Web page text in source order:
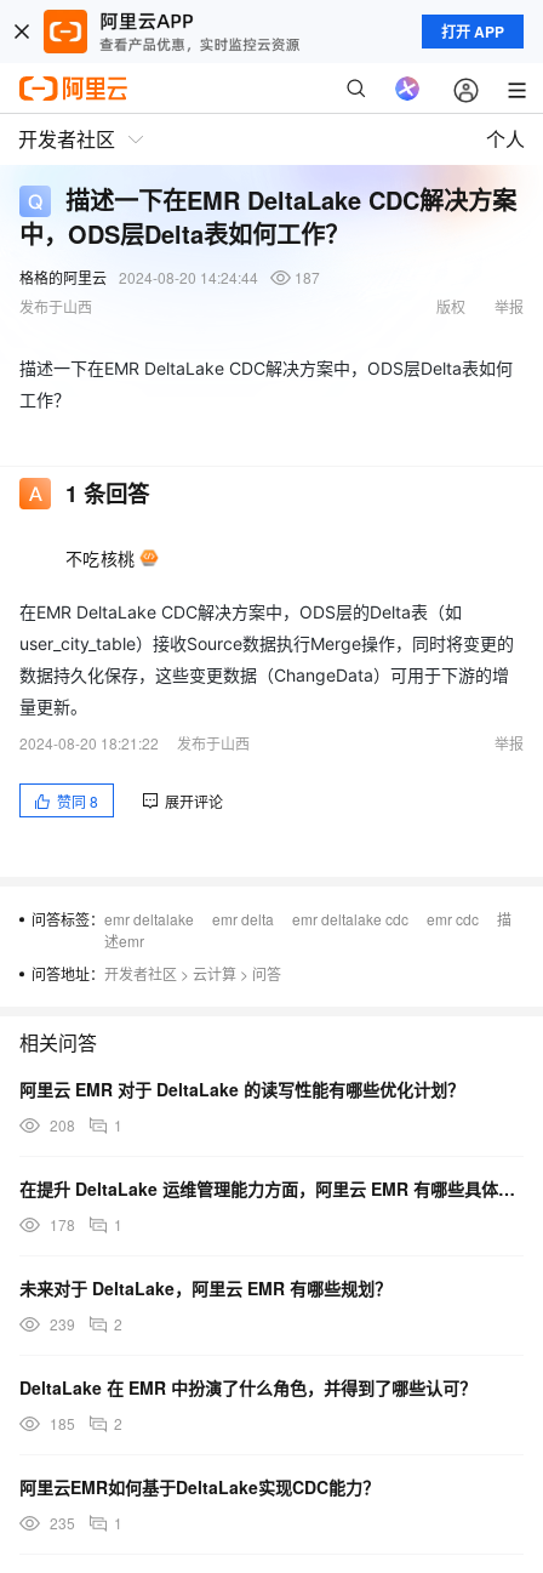
打开 APP
开发者社区 个人
描述一下在EMR DeltaLake CDC解决方案
中，ODS层Delta表如何工作？
格格的阿里云 2024-08-20 14:24:44
187
发布于山西
举报
版权
描述一下在EMR DeltaLake CDC解决方案中，ODS层Delta表如何
工作？
1 条回答
不吃核桃
在EMR DeltaLake CDC解决方案中，ODS层的Delta表（如
user_city_table）接收Source数据执行Merge操作，同时将变更的
数据持久化保存，这些变更数据（ChangeData）可用于下游的增
量更新。
2024-08-20 18:21:22
发布于山西 举报
赞同 8 展开评论
问答标签： emr deltalake emr delta emr deltalake cdc emr cdc
描
述emr
问答地址： 开发者社区 > 云计算 > 问答
相关问答
阿里云 EMR 对于 DeltaLake 的读写性能有哪些优化计划？
208 1
在提升 DeltaLake 运维管理能力方面，阿里云 EMR 有哪些具体措施？
178 1
未来对于 DeltaLake，阿里云 EMR 有哪些规划？
239 2
DeltaLake 在 EMR 中扮演了什么角色，并得到了哪些认可？
185 2
阿里云EMR如何基于DeltaLake实现CDC能力？
235 1